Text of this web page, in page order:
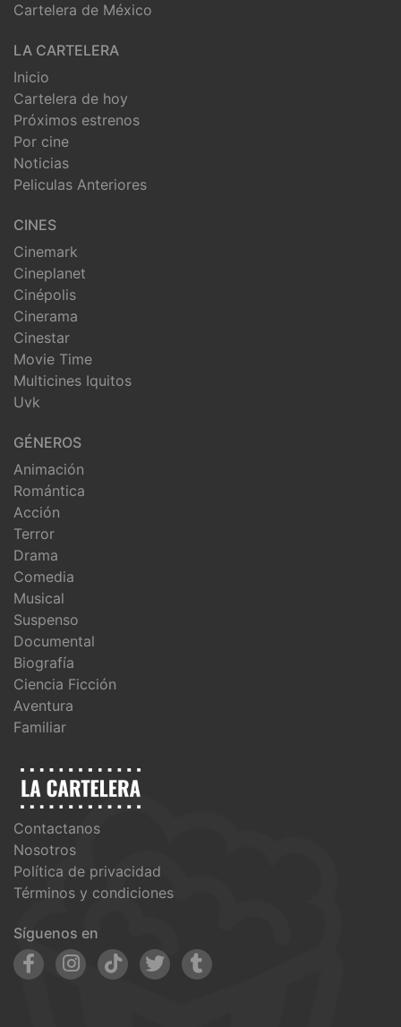
Cartelera de México
LA CARTELERA
Inicio
Cartelera de hoy
Próximos estrenos
Por cine
Noticias
Peliculas Anteriores
CINES
Cinemark
Cineplanet
Cinépolis
Cinerama
Cinestar
Movie Time
Multicines Iquitos
Uvk
GÉNEROS
Animación
Romántica
Acción
Terror
Drama
Comedia
Musical
Suspenso
Documental
Biografía
Ciencia Ficción
Aventura
Familiar
Contactanos
Nosotros
Política de privacidad
Términos y condiciones
Síguenos en